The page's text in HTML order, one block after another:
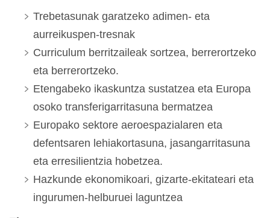
Trebetasunak garatzeko adimen- eta
aurreikuspen-tresnak
Curriculum berritzaileak sortzea, berrerortzeko
eta berrerortzeko.
Etengabeko ikaskuntza sustatzea eta Europa
osoko transferigarritasuna bermatzea
Europako sektore aeroespazialaren eta
defentsaren lehiakortasuna, jasangarritasuna
eta erresilientzia hobetzea.
Hazkunde ekonomikoari, gizarte-ekitateari eta
ingurumen-helburuei laguntzea